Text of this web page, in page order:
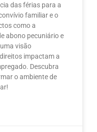
das férias para a
familiar e o
como a
abono pecuniário e
visão
impactam a
Descubra
o ambiente de